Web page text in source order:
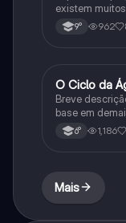
existem
isso sempre é
algumas
9° 962
Química
O Ciclo da
Breve
base em
6° 1,186
Mais